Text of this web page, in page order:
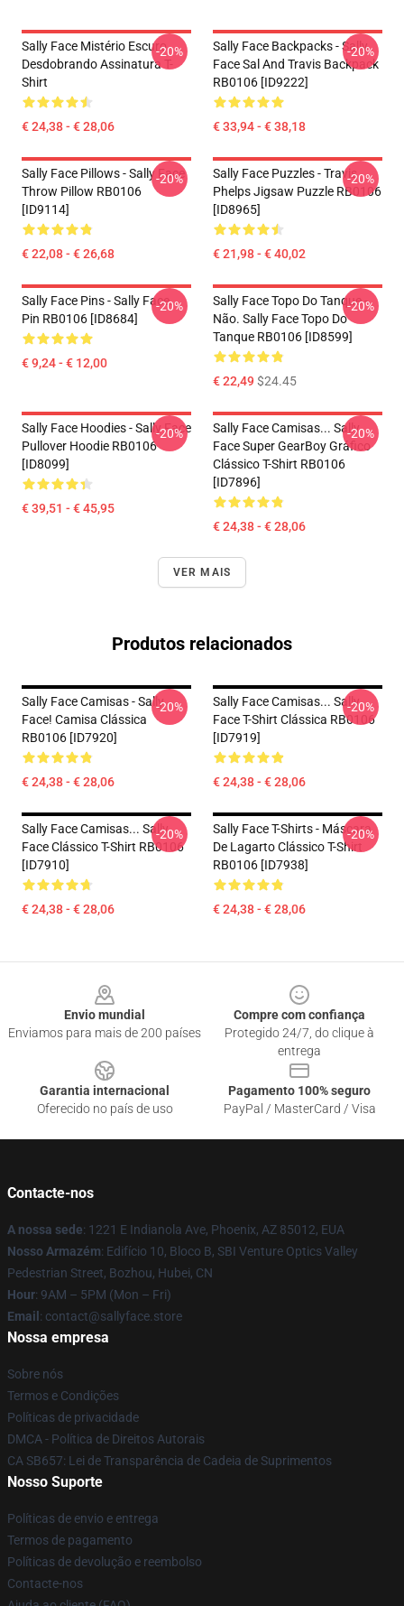
Sally Face Mistério Escuro
Desdobrando Assinatura T-
Shirt
€ 24,38 - € 28,06
-20%
Sally Face Backpacks - Sally
Face Sal And Travis Backpack
RB0106 [ID9222]
€ 33,94 - € 38,18
-20%
Sally Face Pillows - Sally Face
Throw Pillow RB0106
[ID9114]
€ 22,08 - € 26,68
-20%
Sally Face Puzzles - Travis
Phelps Jigsaw Puzzle RB0106
[ID8965]
€ 21,98 - € 40,02
-20%
Sally Face Pins - Sally Face.
Pin RB0106 [ID8684]
€ 9,24 - € 12,00
-20%
Sally Face Topo Do Tanque -
Não. Sally Face Topo Do
Tanque RB0106 [ID8599]
€ 22,49$24.45
-20%
Sally Face Hoodies - Sally Face
Pullover Hoodie RB0106
[ID8099]
€ 39,51 - € 45,95
-20%
Sally Face Camisas... Sally
Face Super GearBoy Gráfico
Clássico T-Shirt RB0106
[ID7896]
€ 24,38 - € 28,06
-20%
VER MAIS
Produtos relacionados
Sally Face Camisas - Sally
Face! Camisa Clássica
RB0106 [ID7920]
€ 24,38 - € 28,06
-20%
Sally Face Camisas... Sally
Face T-Shirt Clássica RB0106
[ID7919]
€ 24,38 - € 28,06
-20%
Sally Face Camisas... Sally
Face Clássico T-Shirt RB0106
[ID7910]
€ 24,38 - € 28,06
-20%
Sally Face T-Shirts - Máscara
De Lagarto Clássico T-Shirt
RB0106 [ID7938]
€ 24,38 - € 28,06
-20%
Envio mundial
Enviamos para mais de 200 países
Compre com confiança
Protegido 24/7, do clique à
entrega
Garantia internacional
Oferecido no país de uso
Pagamento 100% seguro
PayPal / MasterCard / Visa
Contacte-nos
A nossa sede: 1221 E Indianola Ave, Phoenix, AZ 85012, EUA
Nosso Armazém: Edifício 10, Bloco B, SBI Venture Optics Valley
Pedestrian Street, Bozhou, Hubei, CN
Hour: 9AM – 5PM (Mon – Fri)
Email : contact@sallyface.store
Nossa empresa
Sobre nós
Termos e Condições
Políticas de privacidade
DMCA - Política de Direitos Autorais
CA SB657: Lei de Transparência de Cadeia de Suprimentos
Nosso Suporte
Políticas de envio e entrega
Termos de pagamento
Políticas de devolução e reembolso
Contacte-nos